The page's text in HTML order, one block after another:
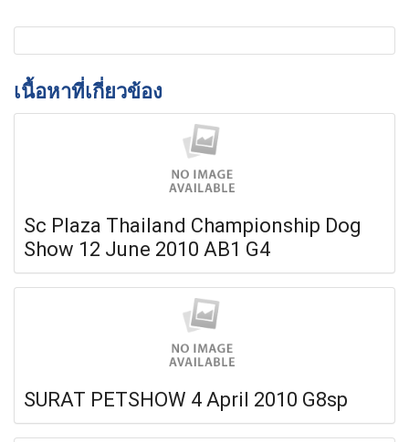
เนื้อหาที่เกี่ยวข้อง
Sc Plaza Thailand Championship Dog
Show 12 June 2010 AB1 G4
SURAT PETSHOW 4 April 2010 G8sp